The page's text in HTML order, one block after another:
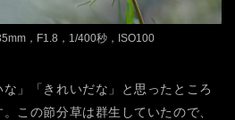
，F1.8，1/400秒，ISO100
」「きれいだな」と思ったところ
この節分草は群生していたので、